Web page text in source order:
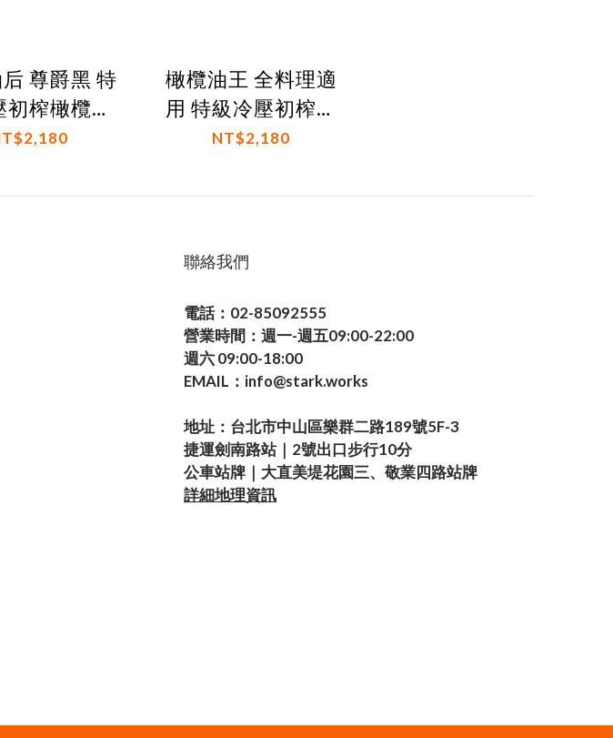
尊爵黑 特
初榨橄欖果
實油
橄欖油王 全料理適
用 特級冷壓初榨橄
欖果實油
NT$2,180
聯絡我們
電話：02-85092555
營業時間：週一-週五09:00-22:00
週六 09:00-18:00
EMAIL：info@stark.works
地址：台北市中山區樂群二路189號5F-3
捷運劍南路站｜2號出口步行10分
公車站牌｜大直美堤花園三、敬業四路站牌
詳細地理資訊